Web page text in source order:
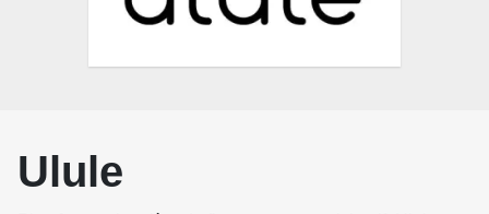
Ulule